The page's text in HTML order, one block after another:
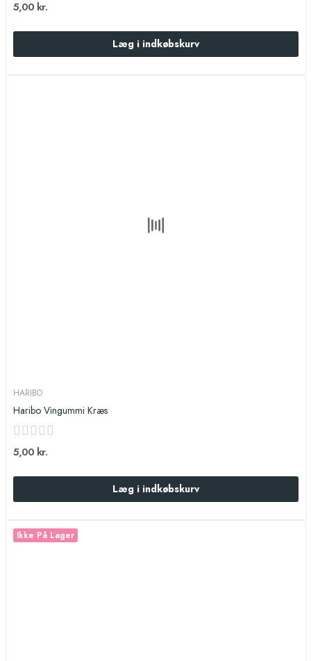
5,00 kr.
Læg i indkøbskurv
HARIBO
Haribo Vingummi Kræs
5,00 kr.
Læg i indkøbskurv
Ikke På Lager